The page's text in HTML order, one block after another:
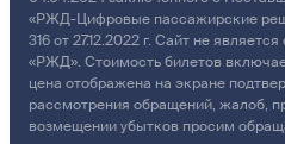
«РЖД-Цифровые пассажирские
316 от 27.12.2022 г. Сайт не
«РЖД». Стоимость билетов
цена отображена на экране
рассмотрения обращений, жалоб,
возмещении убытков просим